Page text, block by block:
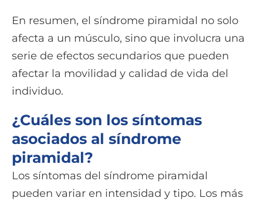
En resumen, el síndrome piramidal no solo
afecta a un músculo, sino que involucra una
serie de efectos secundarios que pueden
afectar la movilidad y calidad de vida del
individuo.
¿Cuáles son los síntomas
asociados al síndrome
piramidal?
Los síntomas del síndrome piramidal
pueden variar en intensidad y tipo. Los más